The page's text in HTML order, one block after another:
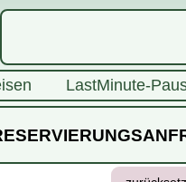
LastMinute-